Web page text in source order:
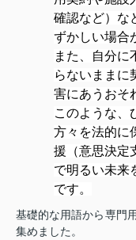
確認など）な
ずかしい場合
また、自分に
らないままに
害にあうおそ
このような、
方々を法的に
援（意思決定
で明るい未来
です。
基礎的な用語から専門
集めました。